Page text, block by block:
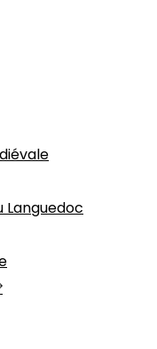
Languedoc